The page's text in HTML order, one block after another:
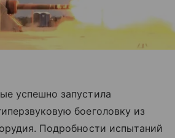
успешно запустила
боеголовку из
Подробности испытаний